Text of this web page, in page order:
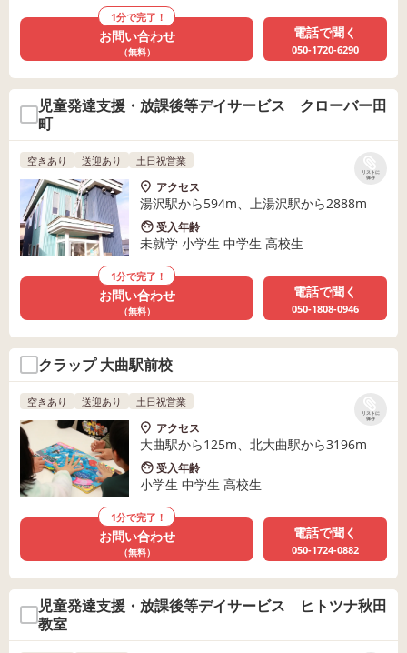
1分で完了！
お問い合わせ
（無料）
電話で聞く
050-1720-6290
児童発達支援・放課後等デイサービス クローバー田
町
リストに
保存
空きあり 送迎あり 土日祝営業
アクセス
湯沢駅から594m、上湯沢駅から2888m
受入年齢
未就学 小学生 中学生 高校生
1分で完了！
お問い合わせ
（無料）
電話で聞く
050-1808-0946
クラップ 大曲駅前校
リストに
保存
空きあり 送迎あり 土日祝営業
アクセス
大曲駅から125m、北大曲駅から3196m
受入年齢
小学生 中学生 高校生
1分で完了！
お問い合わせ
（無料）
電話で聞く
050-1724-0882
児童発達支援・放課後等デイサービス ヒトツナ秋田
教室